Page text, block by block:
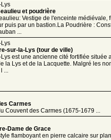
et poudrière
Vestige de l'enceinte médiévale,
puis par un bastion.La Poudrière :
...
sur-la-Lys (tour de ville)
est une ancienne cité fortifiée située
la Lys et de la Lacquette. Malgré les
...
Carmes
Couvent des Carmes (1675-1679 ...
Dame de Grace
flamboyant en pierre calcaire sur plan